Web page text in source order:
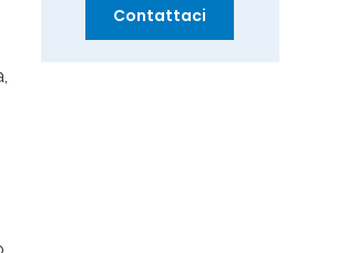
Contattaci